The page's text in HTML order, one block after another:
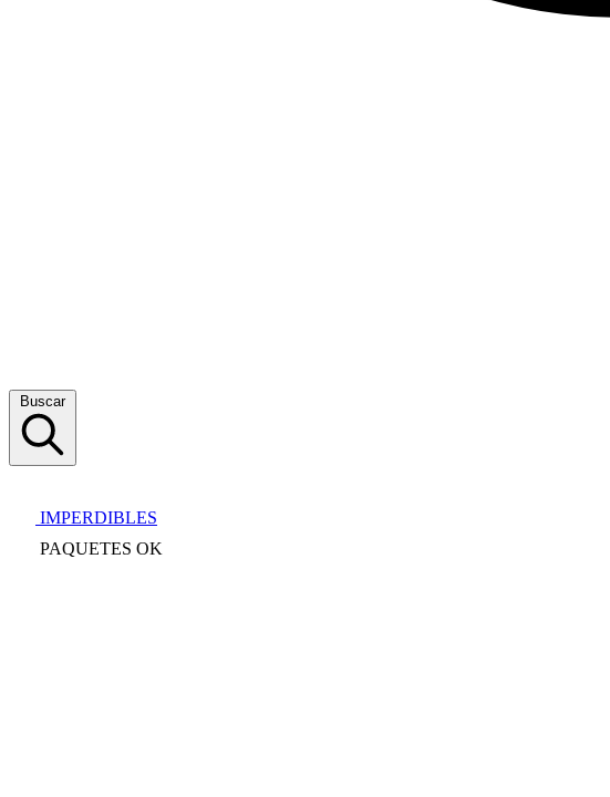
Buscar
IMPERDIBLES
PAQUETES OK